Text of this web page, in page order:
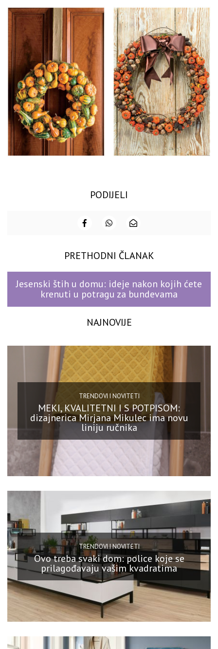
PODIJELI
PRETHODNI ČLANAK
Jesenski štih u domu: ideje nakon kojih ćete
krenuti u potragu za bundevama
NAJNOVIJE
TRENDOVI I NOVITETI
MEKI, KVALITETNI I S POTPISOM:
dizajnerica Mirjana Mikulec ima novu
liniju ručnika
TRENDOVI I NOVITETI
Ovo treba svaki dom: police koje se
prilagođavaju vašim kvadratima